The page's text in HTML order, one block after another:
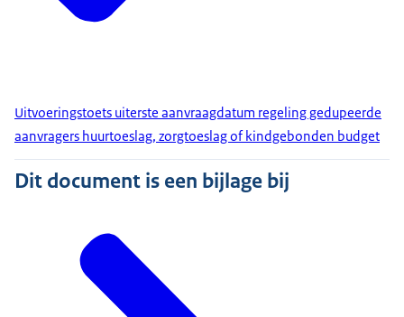
Uitvoeringstoets uiterste aanvraagdatum regeling gedupeerde
aanvragers huurtoeslag, zorgtoeslag of kindgebonden budget
Dit document is een bijlage bij